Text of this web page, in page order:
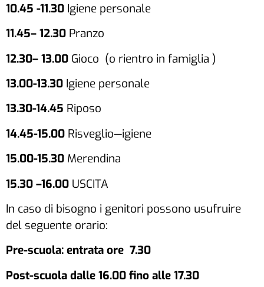
10.45 -11.30 Igiene personale
11.45– 12.30 Pranzo
12.30– 13.00 Gioco (o rientro in famiglia )
13.00-13.30 Igiene personale
13.30-14.45 Riposo
14.45-15.00 Risveglio—igiene
15.00-15.30 Merendina
15.30 –16.00 USCITA
In caso di bisogno i genitori possono usufruire
del seguente orario:
Pre-scuola: entrata ore 7.30
Post-scuola dalle 16.00 fino alle 17.30